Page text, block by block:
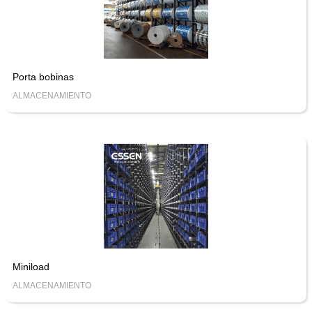
Porta bobinas
ALMACENAMIENTO
Miniload
ALMACENAMIENTO